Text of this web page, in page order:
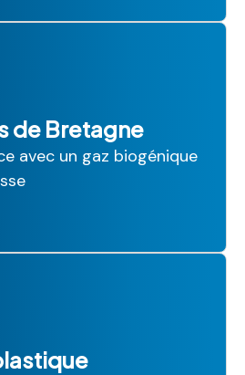
de Bretagne
avec un gaz biogénique